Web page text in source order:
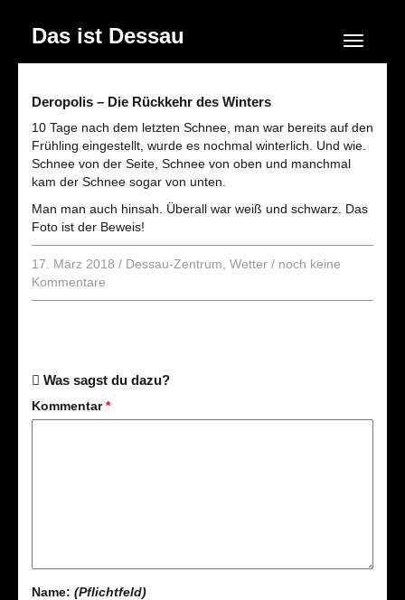
Das ist Dessau Navigation
Deropolis – Die Rückkehr des Winters
10 Tage nach dem letzten Schnee, man war bereits auf den
Frühling eingestellt, wurde es nochmal winterlich. Und wie.
Schnee von der Seite, Schnee von oben und manchmal
kam der Schnee sogar von unten.
Man man auch hinsah. Überall war weiß und schwarz. Das
Foto ist der Beweis!
17. März 2018 / Dessau-Zentrum Wetter / noch keine
Kommentare
Was sagst du dazu?
Kommentar*
Name: (Pflichtfeld)